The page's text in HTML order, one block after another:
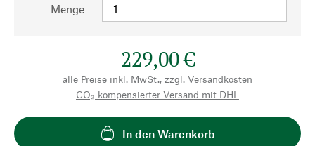
Menge
229,00 €
alle Preise inkl. MwSt., zzgl. Versandkosten
CO₂-kompensierter Versand mit DHL
In den Warenkorb